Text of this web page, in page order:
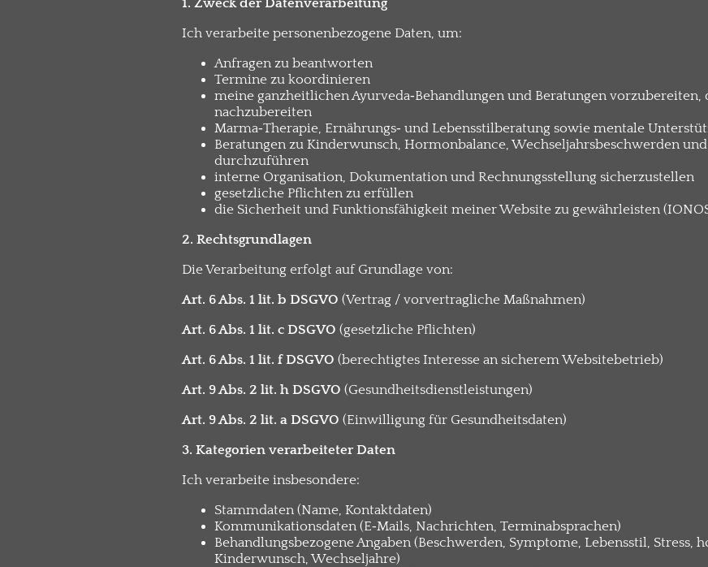
1. Zweck der Datenverarbeitung
Ich verarbeite personenbezogene Daten, um:
Anfragen zu beantworten
Termine zu koordinieren
meine ganzheitlichen Ayurveda‑Behandlungen und Beratungen
nachzubereiten
Marma‑Therapie, Ernährungs‑ und Lebensstilberatung sowie mentale
Beratungen zu Kinderwunsch, Hormonbalance, Wechseljahrsbeschwerden
durchzuführen
interne Organisation, Dokumentation und Rechnungsstellung sicherzustellen
gesetzliche Pflichten zu erfüllen
die Sicherheit und Funktionsfähigkeit meiner Website zu gewährleisten
2. Rechtsgrundlagen
Die Verarbeitung erfolgt auf Grundlage von:
Art. 6 Abs. 1 lit. b DSGVO (Vertrag / vorvertragliche Maßnahmen)
Art. 6 Abs. 1 lit. c DSGVO (gesetzliche Pflichten)
Art. 6 Abs. 1 lit. f DSGVO (berechtigtes Interesse an sicherem Websitebetrieb)
Art. 9 Abs. 2 lit. h DSGVO (Gesundheitsdienstleistungen)
Art. 9 Abs. 2 lit. a DSGVO (Einwilligung für Gesundheitsdaten)
3. Kategorien verarbeiteter Daten
Ich verarbeite insbesondere:
Stammdaten (Name, Kontaktdaten)
Kommunikationsdaten (E‑Mails, Nachrichten, Terminabsprachen)
Behandlungsbezogene Angaben (Beschwerden, Symptome, Lebensstil, Stress,
Kinderwunsch, Wechseljahre)